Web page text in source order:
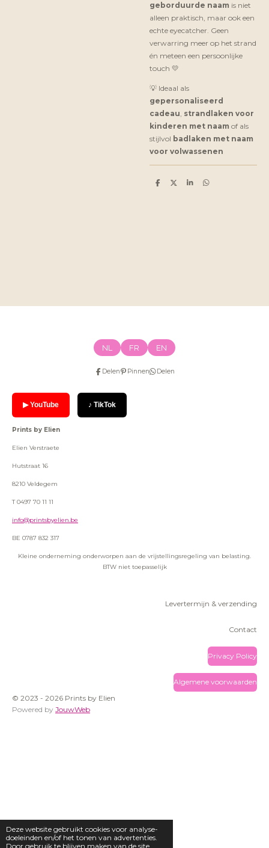
Deze website gebruikt cookies voor analyse-
doeleinden en/of het tonen van advertenties.
Door gebruik te blijven maken van de site
geborduurde naam is niet
alleen praktisch, maar ook een
echte eyecatcher. Geen
verwarring meer op het strand
én meteen een persoonlijke
touch 💛
💡 Ideaal als
gepersonaliseerd
cadeau, strandlaken voor
kinderen met naam of als
stijlvol badlaken met naam
voor volwassenen
D
D
S
D
NL FR EN
Delen Pinnen Delen
▶ YouTube ♪ TikTok
Prints by Elien
Elien Verstraete
Hutstraat 16
8210 Veldegem
T 0497 70 11 11
info@printsbyelien.be
BE 0787 832 317
Kleine onderneming onderworpen aan de vrijstellingsregeling van belasting.
BTW niet toepasselijk
Levertermijn & verzending
Contact
Privacy Policy
Algemene voorwaarden
© 2023 - 2026 Prints by Elien
Powered by JouwWeb